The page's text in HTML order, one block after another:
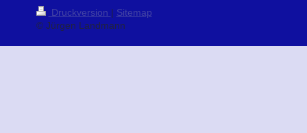
Druckversion | Sitemap
© Jürgen Landmann